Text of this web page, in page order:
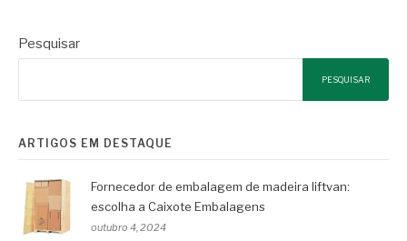
Pesquisar
PESQUISAR
ARTIGOS EM DESTAQUE
Fornecedor de embalagem de madeira liftvan:
escolha a Caixote Embalagens
outubro 4, 2024